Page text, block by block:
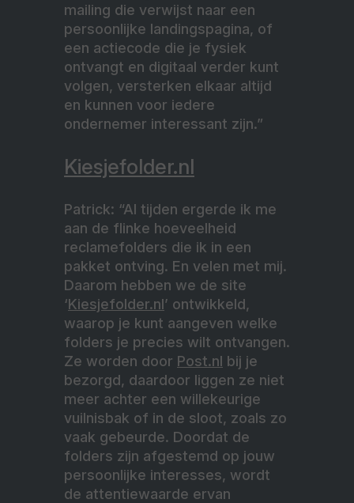
mailing die verwijst naar een
persoonlijke landingspagina, of
een actiecode die je fysiek
ontvangt en digitaal verder kunt
volgen, versterken elkaar altijd
en kunnen voor iedere
ondernemer interessant zijn.”
Kiesjefolder.nl
Patrick: “Al tijden ergerde ik me
aan de flinke hoeveelheid
reclamefolders die ik in een
pakket ontving. En velen met mij.
Daarom hebben we de site
‘Kiesjefolder.nl’ ontwikkeld,
waarop je kunt aangeven welke
folders je precies wilt ontvangen.
Ze worden door Post.nl bij je
bezorgd, daardoor liggen ze niet
meer achter een willekeurige
vuilnisbak of in de sloot, zoals zo
vaak gebeurde. Doordat de
folders zijn afgestemd op jouw
persoonlijke interesses, wordt
de attentiewaarde ervan